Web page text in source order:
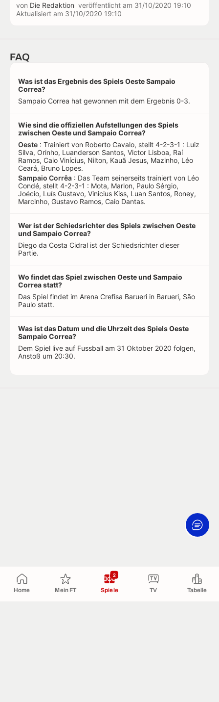
Home Mein FT Spiele
2
TV Tabelle
von Die Redaktion veröffentlicht am 31/10/2020 19:10
Aktualisiert am 31/10/2020 19:10
FAQ
Was ist das Ergebnis des Spiels Oeste Sampaio
Correa?
Sampaio Correa hat gewonnen mit dem Ergebnis 0-3.
Wie sind die offiziellen Aufstellungen des Spiels
zwischen Oeste und Sampaio Correa?
Oeste : Trainiert von Roberto Cavalo, stellt 4-2-3-1 : Luiz
Silva, Orinho, Luanderson Santos, Victor Lisboa, Raí
Ramos, Caio Vinícius, Nilton, Kauã Jesus, Mazinho, Léo
Ceará, Bruno Lopes.
Sampaio Corrêa : Das Team seinerseits trainiert von Léo
Condé, stellt 4-2-3-1 : Mota, Marlon, Paulo Sérgio,
Joécio, Luís Gustavo, Vinicius Kiss, Luan Santos, Roney,
Marcinho, Gustavo Ramos, Caio Dantas.
Wer ist der Schiedsrichter des Spiels zwischen Oeste
und Sampaio Correa?
Diego da Costa Cidral ist der Schiedsrichter dieser
Partie.
Wo findet das Spiel zwischen Oeste und Sampaio
Correa statt?
Das Spiel findet im Arena Crefisa Barueri in Barueri, São
Paulo statt.
Was ist das Datum und die Uhrzeit des Spiels Oeste
Sampaio Correa?
Dem Spiel live auf Fussball am 31 Oktober 2020 folgen,
Anstoß um 20:30.